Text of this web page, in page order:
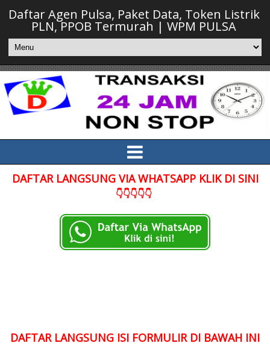
Daftar Agen Pulsa, Paket Data, Token Listrik
PLN, PPOB Termurah | WPM PULSA
DAFTAR LANGSUNG VIA WHATSAPP KLIK DI SINI
👇👇👇👇👇
DAFTAR LANGSUNG ISI FORMULIR DI BAWAH INI